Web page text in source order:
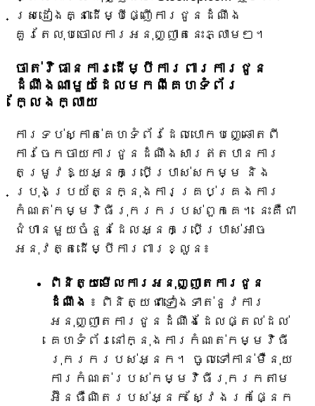
ស្រដៀងគ្នាដើម្បីផ្ញើការជូនដំណឹង
គួរតែលុបចោលការអនុញ្ញាតនេះភ្លាមៗ។
ចាត់វិធានការដើម្បីការពារការជូន
ដំណឹងណាមួយដែលមកពីគេហទំព័រ
ក្លែងក្លាយ
ការទប់ស្កាត់គេហទំព័រដែលបោកបញ្ឆោតពី
ការចែកចាយការជូនដំណឹងសារឥតបានការ
តម្រូវឱ្យអ្នកប្រើប្រាស់សកម្ម និង
ប្រុងប្រយ័ត្នក្នុងការគ្រប់គ្រងការ
កំណត់កម្មវិធីរុករករបស់ពួកគេ។ នេះគឺជា
ជំហានមួយចំនួនដែលអ្នកប្រើប្រាស់អាច
អនុវត្តដើម្បីការពារខ្លួន៖
ពិនិត្យមើលការអនុញ្ញាតការជូន
ដំណឹង ៖ ពិនិត្យជាទៀងទាត់នូវការ
អនុញ្ញាតការជូនដំណឹងដែលផ្តល់ដល់
គេហទំព័រនៅក្នុងការកំណត់កម្មវិធី
រុករករបស់អ្នក។ ចូលទៅកាន់ម៉ឺនុយ
ការកំណត់របស់កម្មវិធីរុករកតាម
អ៊ីនធឺណិតរបស់អ្នក ស្វែងរកផ្នែក